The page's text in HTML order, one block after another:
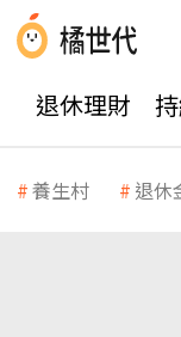
退休理財
養生村 退休